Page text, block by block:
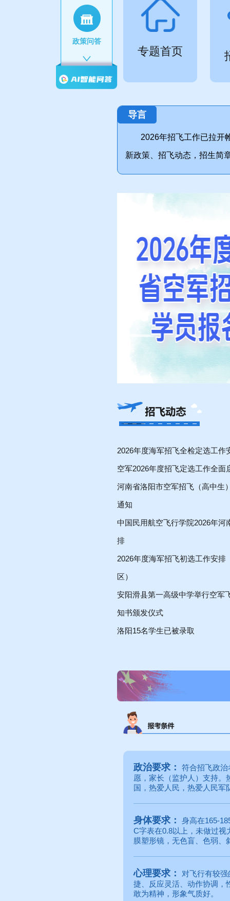
专题首页
导言
2026年招飞工作已拉开
新政策、招飞动态，招生简
2026年度海军招飞全检定选工作
空军2026年度招飞定选工作全面
河南省洛阳市空军招飞（高中生
通知
中国民用航空飞行学院2026年河
排
2026年度海军招飞初选工作安排
区）
安阳滑县第一高级中学举行空军
知书颁发仪式
洛阳15名学生已被录取
政治要求：
符合招飞政
愿，家长（监护人）支持。
国，热爱人民，热爱人民军
身体要求：
身高在165-
C字表在0.8以上，未做过
膜塑形镜，无色盲、色弱、
心理要求：
对飞行有较
捷、反应灵活、动作协调，
敢为精神，形象气质好。
政策问答
分数线